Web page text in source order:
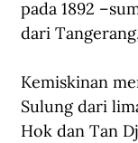
pada 1892
dari
Kemiskinan
Sulung dari
Hok dan Tan